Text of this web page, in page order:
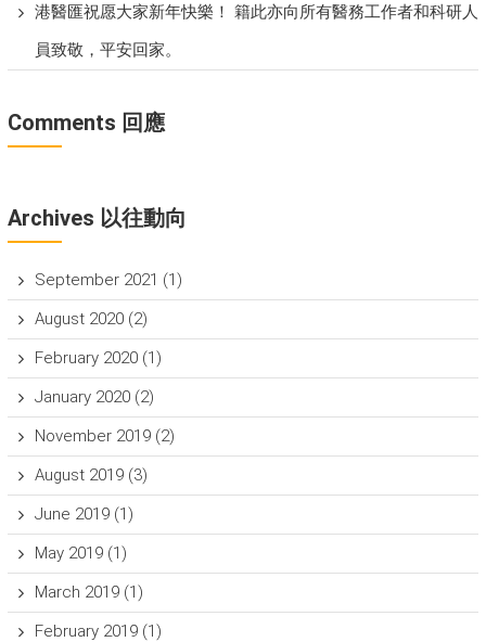
港醫匯祝愿大家新年快樂！ 籍此亦向所有醫務工作者和科研人
員致敬，平安回家。
Comments 回應
Archives 以往動向
September 2021 (1)
August 2020(2)
February 2020(1)
January 2020(2)
November 2019(2)
August 2019(3)
June 2019(1)
May 2019(1)
March 2019(1)
February 2019(1)